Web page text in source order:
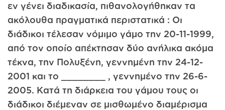
εν γένει διαδικασία, πιθανολογήθηκαν τα
ακόλουθα πραγματικά περιστατικά : Οι
διάδικοι τέλεσαν νόμιμο γάμο την 20-11-1999,
από τον οποίο απέκτησαν δύο ανήλικα ακόμα
τέκνα, την Πολυξένη, γεννημένη την 24-12-
2001 και το ________ , γεννημένο την 26-6-
2005. Κατά τη διάρκεια του γάμου τους οι
διάδικοι διέμεναν σε μισθωμένο διαμέρισμα